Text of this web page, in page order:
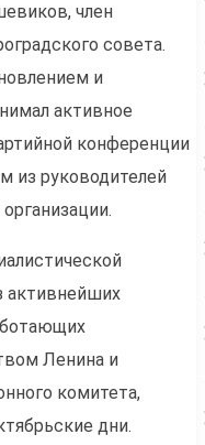
член
совета.
и
активное
конференции
из руководителей
активнейших
Ленина и
комитета,
дни.